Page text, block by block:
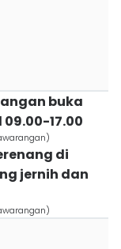
buka
17.00
di
jernih dan